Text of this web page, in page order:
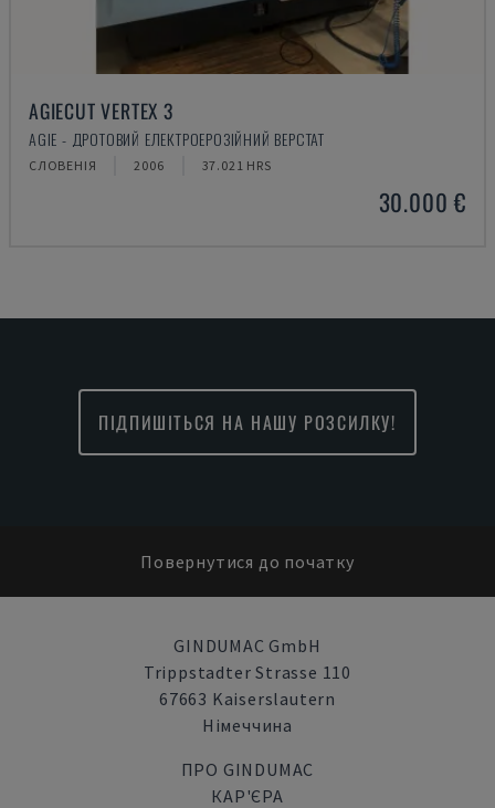
AGIECUT VERTEX 3
AGIE - ДРОТОВИЙ ЕЛЕКТРОЕРОЗІЙНИЙ ВЕРСТАТ
СЛОВЕНІЯ 2006 37.021 HRS
30.000 €
ПІДПИШІТЬСЯ НА НАШУ РОЗСИЛКУ!
Повернутися до початку
GINDUMAC GmbH
Trippstadter Strasse 110
67663 Kaiserslautern
Німеччина
ПРО GINDUMAC
КАР'ЄРА